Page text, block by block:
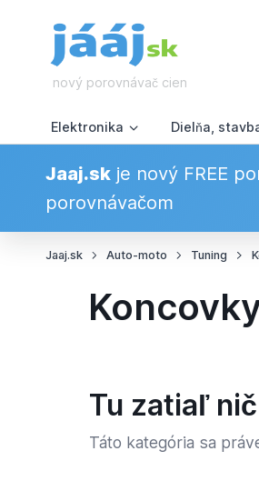
nový porovnávač cien
Elektronika Dielňa,
Jaaj.skje nový FREE
porovnávačom
Jaaj.sk Auto-moto Tuning
Tu zatiaľ
Táto kategória sa